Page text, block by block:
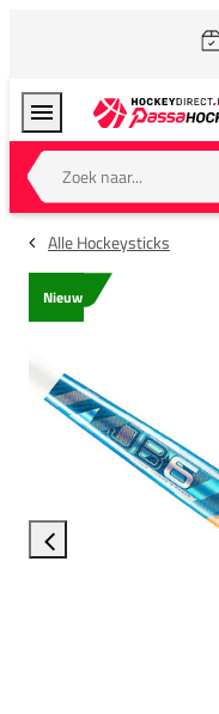
Zoek naar...
Alle Hockeysticks
Nieuw